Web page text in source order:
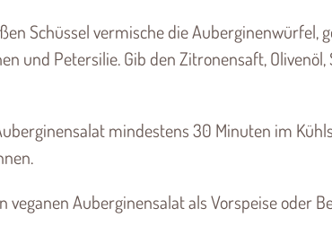
Schüssel vermische die Auberginenwürfel,
und Petersilie. Gib den Zitronensaft,
mindestens 30 Minuten im
veganen Auberginensalat als Vorspeise oder